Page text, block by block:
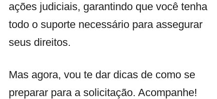
ações judiciais, garantindo que você tenha
todo o suporte necessário para assegurar
seus direitos.
Mas agora, vou te dar dicas de como se
preparar para a solicitação. Acompanhe!